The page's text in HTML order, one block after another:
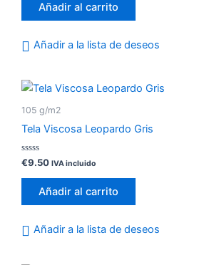
Añadir al carrito
Añadir a la lista de deseos
105 g/m2
Tela Viscosa Leopardo Gris
Valorado
con
0
€9.50 IVA incluido
Añadir al carrito
Añadir a la lista de deseos